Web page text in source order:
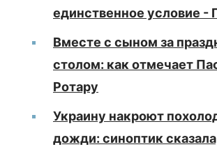
единственное условие -
Вместе с сыном за
столом: как отмечает
Ротару
Украину накроют
дожди: синоптик